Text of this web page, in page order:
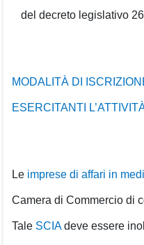
del decreto legislativo
MODALITÀ DI
ESERCITANTI
Le imprese di affari in
Camera di Commercio di
Tale SCIAdeve essere